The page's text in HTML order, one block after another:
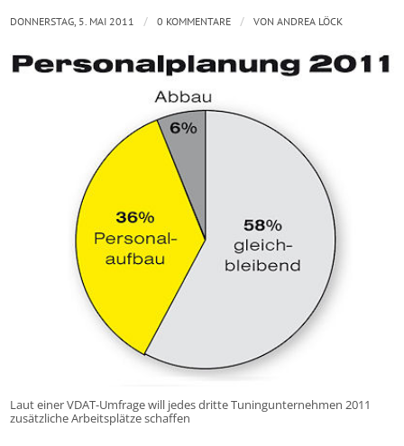
Laut einer VDAT-Umfrage will jedes dritte Tuningunternehmen 2011
zusätzliche Arbeitsplätze schaffen
DONNERSTAG, 5. MAI 2011 / 0 KOMMENTARE / VONANDREA LÖCK